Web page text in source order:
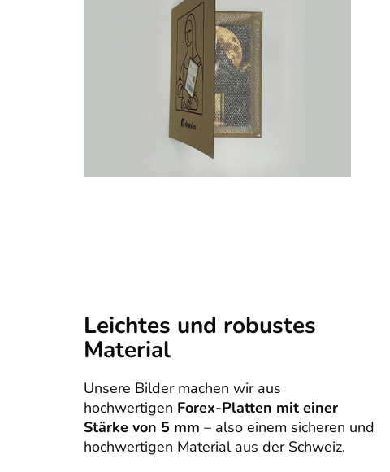
Leichtes und robustes
Material
Unsere Bilder machen wir aus
hochwertigen Forex-Platten mit einer
Stärke von 5 mm – also einem sicheren und
hochwertigen Material aus der Schweiz.